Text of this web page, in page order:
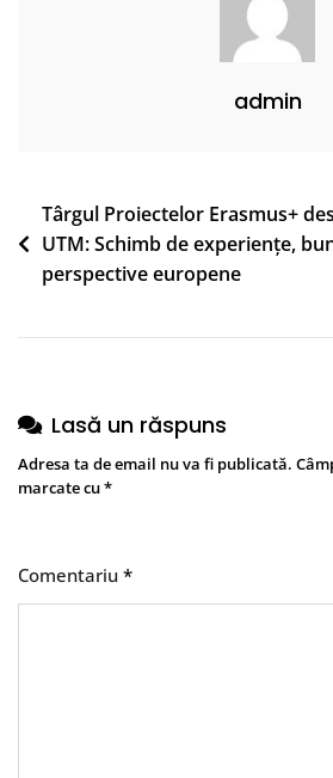
admin
Navigare
în
articole
Târgul Proiectelor Erasmus+
UTM: Schimb de experiențe,
perspective europene
Lasă un răspuns
Adresa ta de email nu va fi publicată.
marcate cu*
Comentariu *